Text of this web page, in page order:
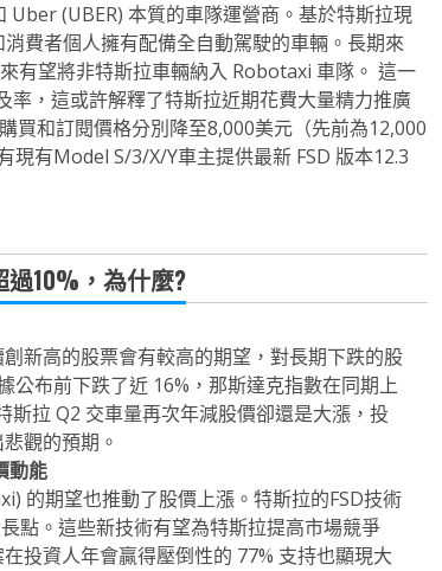
(UBER) 本質的車隊運營商。基於特斯拉現
費者個人擁有配備全自動駕駛的車輛。長期來
有望將非特斯拉車輛納入 Robotaxi 車隊。 這一
，這或許解釋了特斯拉近期花費大量精力推廣
買和訂閱價格分別降至8,000美元（先前為12,000
有Model S/3/X/Y車主提供最新 FSD 版本12.3
10%，為什麼?
新高的股票會有較高的期望，對長期下跌的股
公布前下跌了近 16%，那斯達克指數在同期上
拉 Q2 交車量再次年減股價卻還是大漲，投
觀的預期。
動能
的期望也推動了股價上漲。特斯拉的FSD技術
點。這些新技術有望為特斯拉提高市場競爭
投資人年會贏得壓倒性的 77% 支持也顯現大